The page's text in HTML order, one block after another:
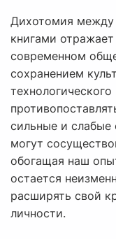
Дихотомия
книгами
современном
сохранением
сильные и слабые
могут
обогащая наш
остается
расширять свой
личности.